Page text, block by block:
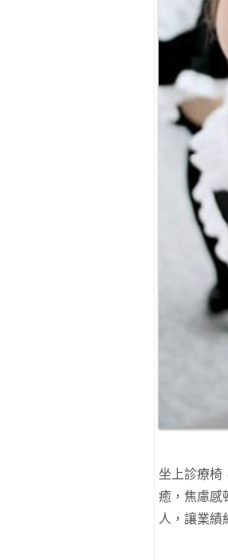
坐上診療椅
癒，焦慮感
人，讓業績